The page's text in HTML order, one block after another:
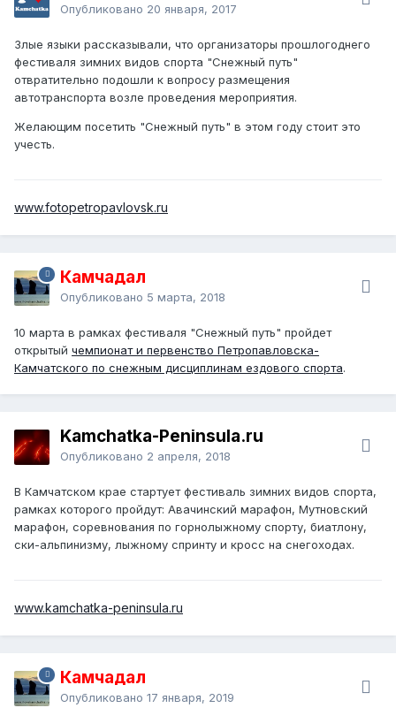
Опубликовано 20 января, 2017
Злые языки рассказывали, что организаторы прошлогоднего
фестиваля зимних видов спорта "Снежный путь"
отвратительно подошли к вопросу размещения
автотранспорта возле проведения мероприятия.
Желающим посетить "Снежный путь" в этом году стоит это
учесть.
www.fotopetropavlovsk.ru
Камчадал
Опубликовано 5 марта, 2018
10 марта в рамках фестиваля "Снежный путь" пройдет
открытый чемпионат и первенство Петропавловска-
Камчатского по снежным дисциплинам ездового спорта.
Kamchatka-Peninsula.ru
Опубликовано 2 апреля, 2018
В Камчатском крае стартует фестиваль зимних видов спорта,
рамках которого пройдут: Авачинский марафон, Мутновский
марафон, соревнования по горнолыжному спорту, биатлону,
ски-альпинизму, лыжному спринту и кросс на снегоходах.
www.kamchatka-peninsula.ru
Камчадал
Опубликовано 17 января, 2019